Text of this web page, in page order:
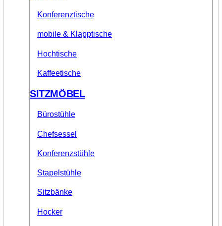
Konferenztische
mobile & Klapptische
Hochtische
Kaffeetische
SITZMÖBEL
Bürostühle
Chefsessel
Konferenzstühle
Stapelstühle
Sitzbänke
Hocker